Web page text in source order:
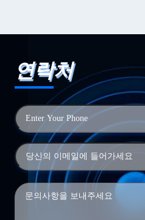
연락처